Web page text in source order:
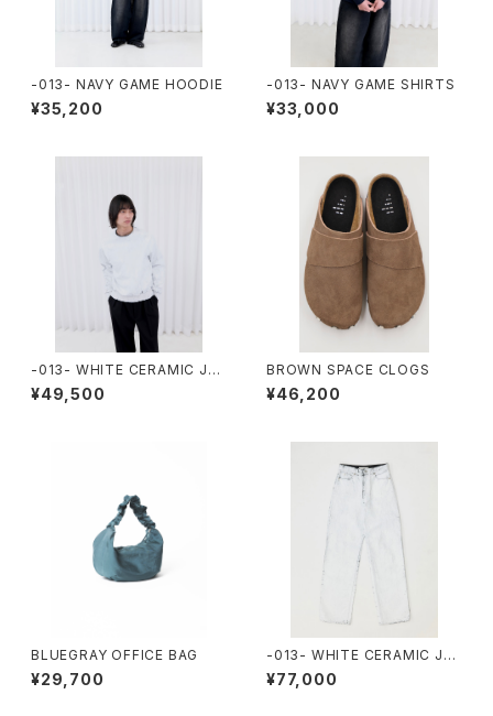
-013- NAVY GAME HOODIE
¥35,200
-013- NAVY GAME SHIRTS
¥33,000
-013- WHITE CERAMIC JU
MPER
¥49,500
BROWN SPACE CLOGS
¥46,200
BLUEGRAY OFFICE BAG
¥29,700
-013- WHITE CERAMIC JEA
NS
¥77,000